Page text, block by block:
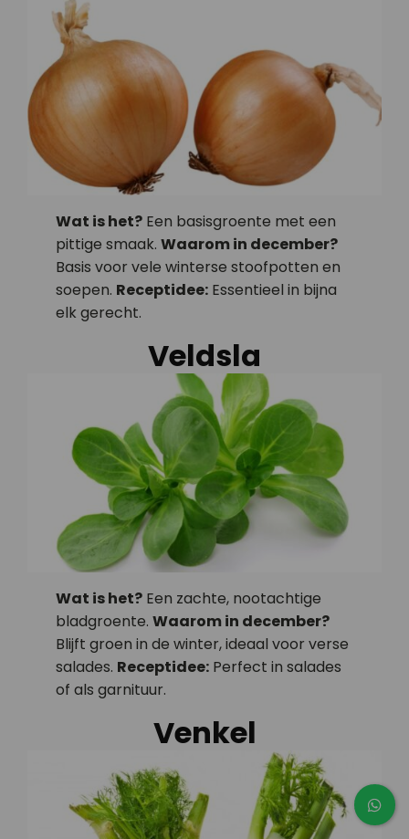
Wat is het? Een basisgroente met een
pittige smaak.Waarom in december?
Basis voor vele winterse stoofpotten en
soepen. Receptidee: Essentieel in bijna
elk gerecht.
Veldsla
Wat is het? Een zachte, nootachtige
bladgroente.Waarom in december?
Blijft groen in de winter, ideaal voor verse
salades. Receptidee: Perfect in salades
of als garnituur.
Venkel